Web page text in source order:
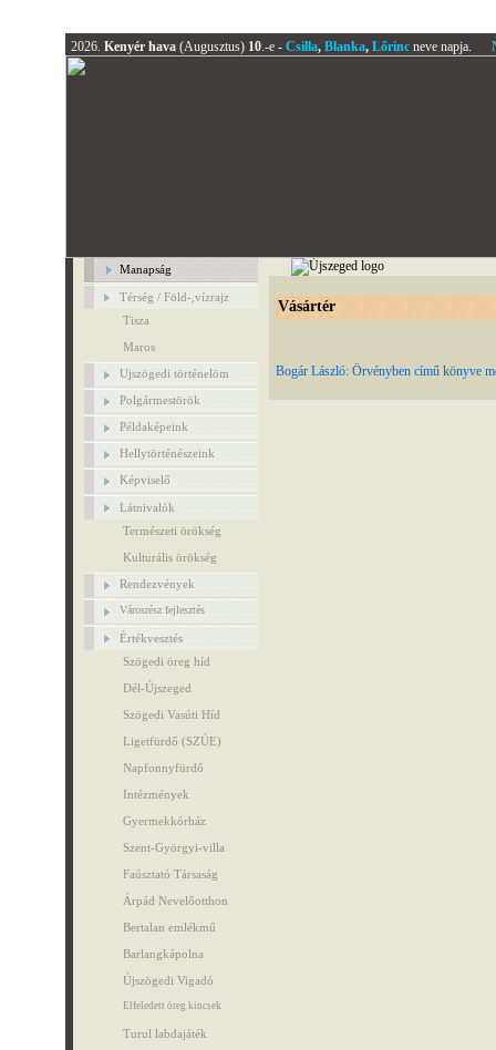
2026. Kenyér hava (Augusztus) 10.-e - Csilla, Blanka, Lőrincneve napja.
Manapság
Térség / Föld-,vízrajz
Tisza
Maros
Ujszögedi történelöm
Polgármestörök
Példaképeink
Hellytörténészeink
Képviselő
Látnivalók
Természeti örökség
Kulturális örökség
Rendezvények
Városrész fejlesztés
Értékvesztés
Szögedi öreg híd
Dél-Újszeged
Szögedi Vasúti Híd
Ligetfürdő (SZÚE)
Napfonnyfürdő
Intézmények
Gyermekkórház
Szent-Györgyi-villa
Faúsztató Társaság
Árpád Nevelőotthon
Bertalan emlékmű
Barlangkápolna
Újszögedi Vigadó
Elfeledett öreg kincsek
Turul labdajáték
Vásártér
Bogár László: Örvényben című könyve